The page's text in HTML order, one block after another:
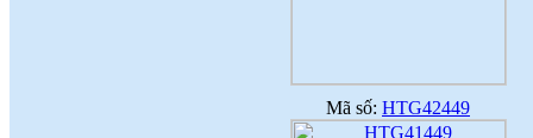
Mã số: HTG42449